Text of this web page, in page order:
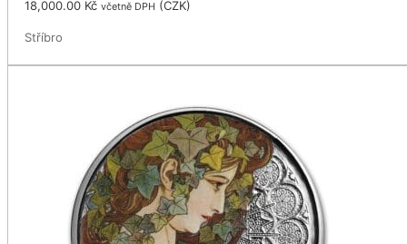
18,000.00 Kč včetně DPH (CZK)
Stříbro